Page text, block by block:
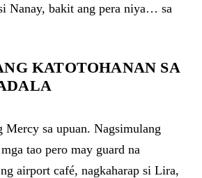
Nanay, bakit ang pera niya… sa
KATOTOHANAN SA
sa upuan. Nagsimulang
tao pero may guard na
airport café, nagkaharap si Lira,